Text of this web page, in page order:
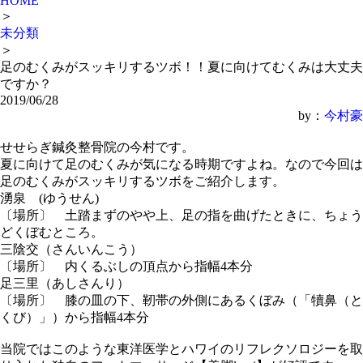
＞
未分類
＞
足のむくみがスッキリするツボ！！夏に向けてむくみは大丈夫
ですか？
2019/06/28
by： 今村豪
せせらぎ鍼灸整骨院の今村です。
夏に向けて足のむくみが気になる時期ですよね。なので今回は
足のむくみがスッキリするツボをご紹介します。
湧泉 (ゆうせん)
〔場所〕 土踏まずのやや上、足の指を曲げたときに、ちょう
どくぼむところ。
三陰交（さんいんこう）
〔場所〕 内くるぶしの頂点から指幅4本分
足三里（あしさんり）
〔場所〕 膝の皿の下、靭帯の外側にあるくぼみ（「犢鼻（と
くび）」）から指幅4本分
当院ではこのような東洋医学とハワイのリフレクソロジーを取